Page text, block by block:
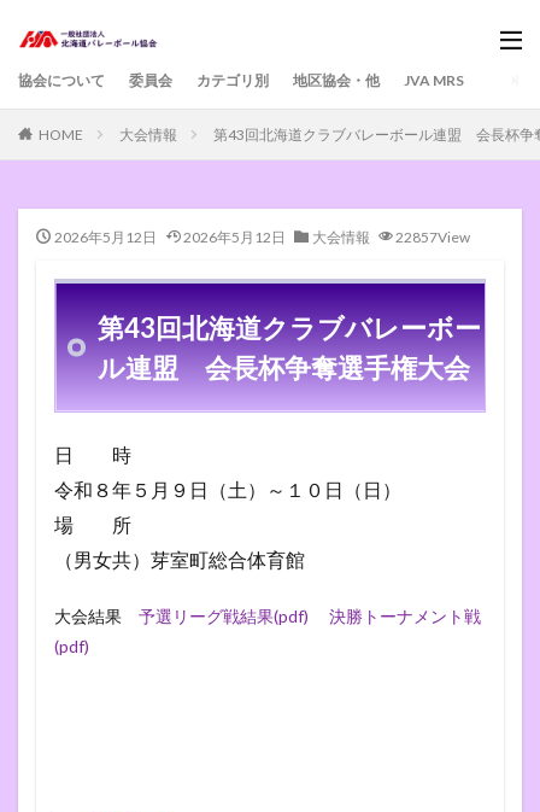
協会について 委員会 カテゴリ別 地区協会・他 JVA MRS
HOME 大会情報 第43回北海道クラブバレーボール連盟 会長杯争
2026年5月12日 2026年5月12日 大会情報 22857View
第43回北海道クラブバレーボー
ル連盟 会長杯争奪選手権大会
日 時
令和８年５月９日（土）～１０日（日）
場 所
（男女共）芽室町総合体育館
大会結果 予選リーグ戦結果(pdf)
決勝トーナメント戦
(pdf)